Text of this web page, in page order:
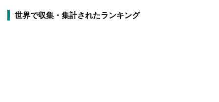
世界で収集・集計されたランキング